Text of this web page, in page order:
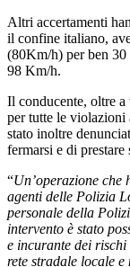
Altri accertamenti
il confine italiano,
(80Km/h) per ben 30
98 Km/h.
Il conducente, oltre a
per tutte le violazioni
stato inoltre
fermarsi e di prestare
“Un’operazione che
agenti delle Polizia
personale della
intervento è stato
e incurante dei rischi
rete stradale locale e